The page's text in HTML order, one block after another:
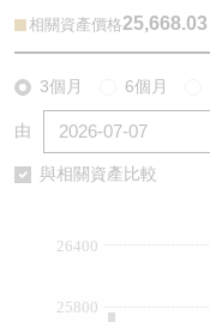
相關資產價格25,668.03
3個月 6個月
由
與相關資產比較
25800
26400
認股證/牛熊證日誌
牛熊證到期結算價查詢
中資ETFs溢價比較